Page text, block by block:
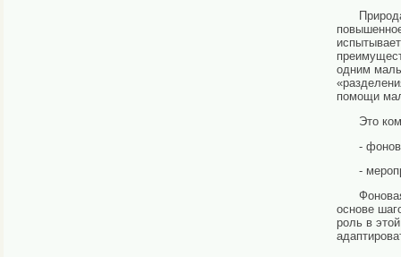
одним
помощи
Это
-
-
основе
роль в